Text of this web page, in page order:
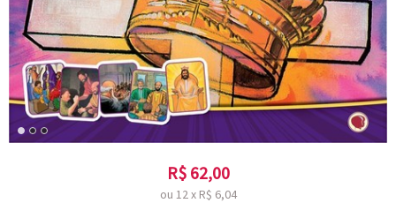
R$ 62,00
ou 12x R$ 6,04